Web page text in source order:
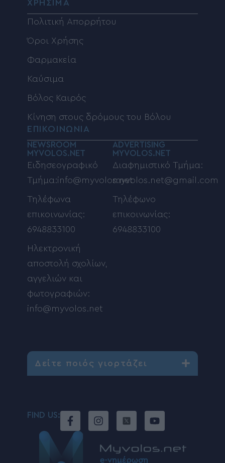
ΧΡΗΣΙΜΑ
Πολιτική Απορρήτου
Όροι Χρήσης
Φαρμακεία
Καύσιμα
Βόλος Καιρός
Κίνηση στους δρόμους του Βόλου
ΕΠΙΚΟΙΝΩΝΙΑ
NEWSROOM
MYVOLOS.NET
Ειδησεογραφικό
Τμήμα:info@myvolos.net
Τηλέφωνα
επικοινωνίας:
6948833100
Ηλεκτρονική
αποστολή σχολίων,
αγγελιών και
φωτογραφιών:
info@myvolos.net
ADVERTISING
MYVOLOS.NET
Διαφημιστικό Τμήμα:
myvolos.net@gmail.com
Τηλέφωνο
επικοινωνίας:
6948833100
Δείτε ποιός γιορτάζει
FIND US: